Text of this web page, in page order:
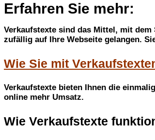
Erfahren Sie mehr:
Verkaufstexte sind das Mittel, mit
zufällig auf Ihre Webseite gelangen.
Wie Sie mit
Verkaufstexte bieten Ihnen die
online mehr Umsatz.
Wie Verkaufstexte